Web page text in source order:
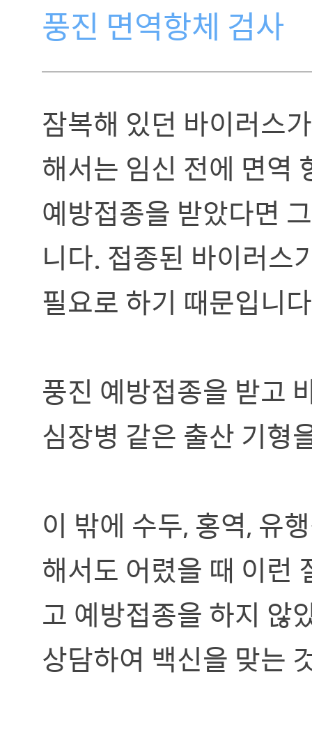
풍진 면역항체 검사
잠복해 있던 바이러스
해서는 임신 전에 면역
예방접종을 받았다면
니다. 접종된 바이러스
필요로 하기 때문입니
풍진 예방접종을 받고
심장병 같은 출산 기형
이 밖에 수두, 홍역, 유
해서도 어렸을 때 이런
고 예방접종을 하지 않
상담하여 백신을 맞는